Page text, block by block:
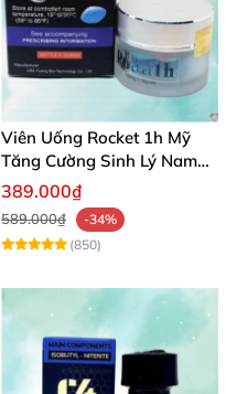
Viên Uống Rocket 1h Mỹ
Tăng Cường Sinh Lý Nam
Hỗ Trợ Cương Cứng
389.000₫
589.000₫
-34%
(850)